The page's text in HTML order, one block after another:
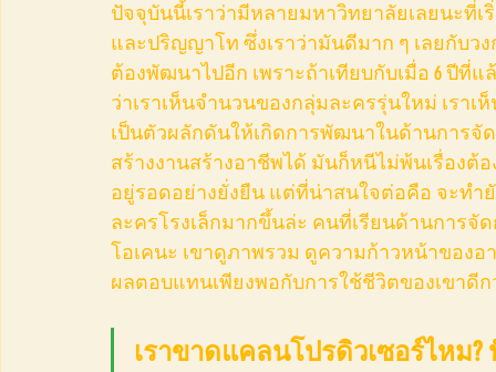
ปัจจุบันนี้เราว่ามีหลายมหาวิทยาลัยเลยนะที่เริ่ม
และปริญญาโท ซึ่งเราว่ามันดีมาก ๆ เลยกับ
ต้องพัฒนาไปอีก เพราะถ้าเทียบกับเมื่อ 6 ปีที่แ
ว่าเราเห็นจำนวนของกลุ่มละครรุ่นใหม่ เรา
เป็นตัวผลักดันให้เกิดการพัฒนาในด้านการ
สร้างงานสร้างอาชีพได้ มันก็หนีไม่พ้นเรื่องต้
อยู่รอดอย่างยั่งยืน แต่ที่น่าสนใจต่อคือ จะทำยัง
ละครโรงเล็กมากขึ้นล่ะ คนที่เรียนด้านการจั
โอเคนะ เขาดูภาพรวม ดูความก้าวหน้าของอ
ผลตอบแทนเพียงพอกับการใช้ชีวิตของเขาดี
เราขาดแคลนโปรดิวเซอร์ไหม